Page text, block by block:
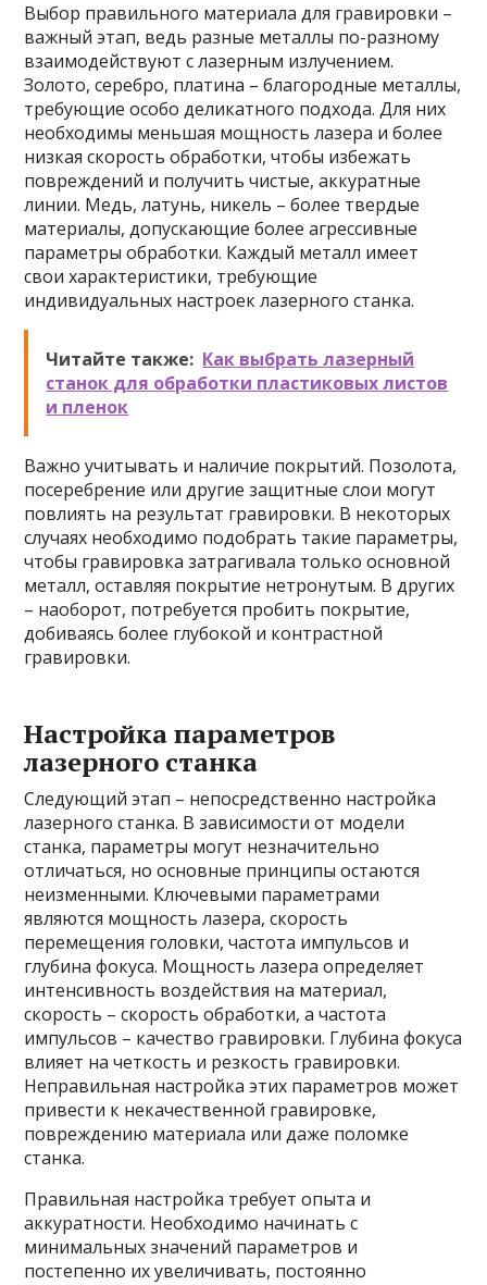
Выбор правильного материала для гравировки –
важный этап, ведь разные металлы по-разному
взаимодействуют с лазерным излучением.
Золото, серебро, платина – благородные металлы,
требующие особо деликатного подхода. Для них
необходимы меньшая мощность лазера и более
низкая скорость обработки, чтобы избежать
повреждений и получить чистые, аккуратные
линии. Медь, латунь, никель – более твердые
материалы, допускающие более агрессивные
параметры обработки. Каждый металл имеет
свои характеристики, требующие
индивидуальных настроек лазерного станка.
Читайте также: Как выбрать лазерный
станок для обработки пластиковых листов
и пленок
Важно учитывать и наличие покрытий. Позолота,
посеребрение или другие защитные слои могут
повлиять на результат гравировки. В некоторых
случаях необходимо подобрать такие параметры,
чтобы гравировка затрагивала только основной
металл, оставляя покрытие нетронутым. В других
– наоборот, потребуется пробить покрытие,
добиваясь более глубокой и контрастной
гравировки.
Настройка параметров
лазерного станка
Следующий этап – непосредственно настройка
лазерного станка. В зависимости от модели
станка, параметры могут незначительно
отличаться, но основные принципы остаются
неизменными. Ключевыми параметрами
являются мощность лазера, скорость
перемещения головки, частота импульсов и
глубина фокуса. Мощность лазера определяет
интенсивность воздействия на материал,
скорость – скорость обработки, а частота
импульсов – качество гравировки. Глубина фокуса
влияет на четкость и резкость гравировки.
Неправильная настройка этих параметров может
привести к некачественной гравировке,
повреждению материала или даже поломке
станка.
Правильная настройка требует опыта и
аккуратности. Необходимо начинать с
минимальных значений параметров и
постепенно их увеличивать, постоянно